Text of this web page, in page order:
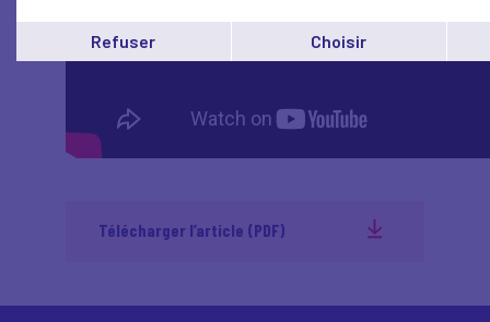
Télécharger l’article (PDF)
Refuser Choisir